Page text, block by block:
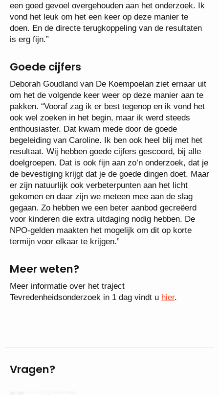
een goed gevoel overgehouden aan het onderzoek. Ik
vond het leuk om het een keer op deze manier te
doen. En de directe terugkoppeling van de resultaten
is erg fijn.”
Goede cijfers
Deborah Goudland van De Koempoelan ziet ernaar uit
om het de volgende keer weer op deze manier aan te
pakken. “Vooraf zag ik er best tegenop en ik vond het
ook wel zoeken in het begin, maar ik werd steeds
enthousiaster. Dat kwam mede door de goede
begeleiding van Caroline. Ik ben ook heel blij met het
resultaat. Wij hebben goede cijfers gescoord, bij alle
doelgroepen. Dat is ook fijn aan zo’n onderzoek, dat je
de bevestiging krijgt dat je de goede dingen doet. Maar
er zijn natuurlijk ook verbeterpunten aan het licht
gekomen en daar zijn we meteen mee aan de slag
gegaan. Zo hebben we een beter aanbod gecreëerd
voor kinderen die extra uitdaging nodig hebben. De
NPO-gelden maakten het mogelijk om dit op korte
termijn voor elkaar te krijgen.”
Meer weten?
Meer informatie over het traject
Tevredenheidsonderzoek in 1 dag vindt u hier.
Vragen?